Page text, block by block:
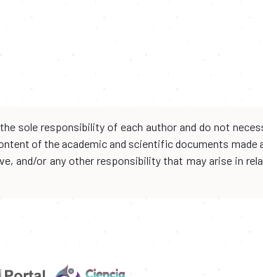
sole responsibility of each author and do not
of the academic and scientific documents made
and/or any other responsibility that may arise in